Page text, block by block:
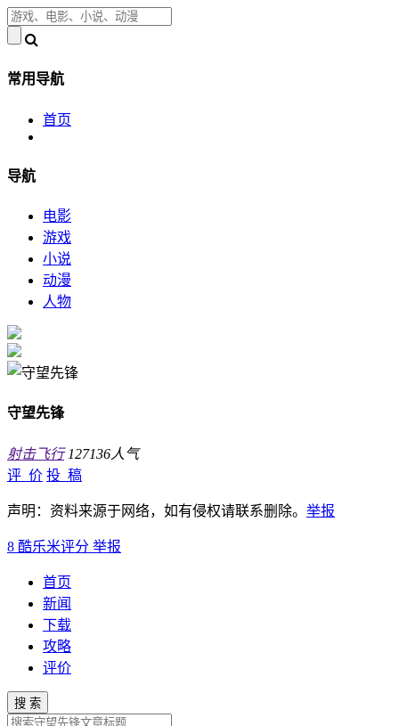
常用导航
首页
导航
电影
游戏
小说
动漫
人物
守望先锋
射击飞行 127136人气
评 价 投 稿
声明：资料来源于网络，如有侵权请联系删除。 举报
8 酷乐米评分 举报
首页
新闻
下载
攻略
评价
搜 索